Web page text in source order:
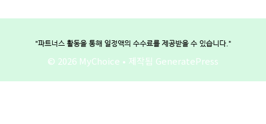
© 2026 MyChoice • 제작됨 GeneratePress